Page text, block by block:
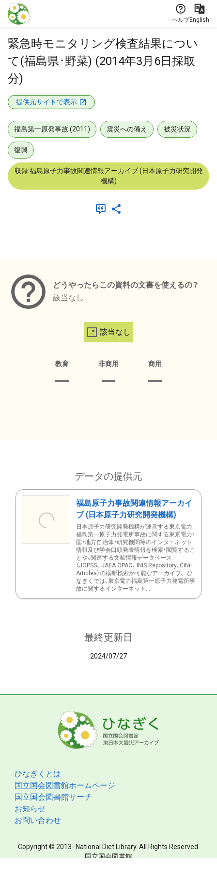
本文に飛ぶ
ヘルプEnglish
緊急時モニタリング検査結果につい
て(福島県･野菜) (2014年3月6日採取
分)
提供元サイトで表示
福島第一原発事故 (2011) 震災への備え 被災状況
復興
収録:福島原子力事故関連情報アーカイブ (日本原子力研究開発
機構)
どうやったらこの資料の文書を使えるの？
該当なし
該当なし
教育 非商用 商用
データの提供元
福島原子力事故関連情報アーカイ
ブ (日本原子力研究開発機構)
日本原子力研究開発機構が運営する東京電力
福島第一原子力発電所事故に関する東京電力・
国・地方自治体・研究機関等のインターネット
情報及び学会口頭発表情報を検索・閲覧するこ
とや、関連する文献情報データベース
（JOPSS、 JAEA OPAC、 INIS Repository、CiNii
Articles）の横断検索が可能なアーカイブ。 ひ
なぎくでは、東京電力福島第一原子力発電所事
故に関するインターネット...
最終更新日
2024/07/27
ひなぎくとは
国立国会図書館ホームページ
国立国会図書館サーチ
お知らせ
お問い合わせ
Copyright © 2013- National Diet Library. All Rights Reserved.